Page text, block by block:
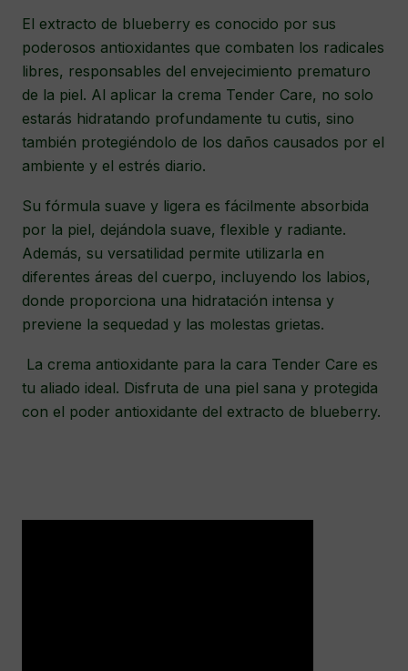
El extracto de blueberry es conocido por sus
poderosos antioxidantes que combaten los radicales
libres, responsables del envejecimiento prematuro
de la piel. Al aplicar la crema Tender Care, no solo
estarás hidratando profundamente tu cutis, sino
también protegiéndolo de los daños causados por el
ambiente y el estrés diario.
Su fórmula suave y ligera es fácilmente absorbida
por la piel, dejándola suave, flexible y radiante.
Además, su versatilidad permite utilizarla en
diferentes áreas del cuerpo, incluyendo los labios,
donde proporciona una hidratación intensa y
previene la sequedad y las molestas grietas.
La crema antioxidante para la cara Tender Care es
tu aliado ideal. Disfruta de una piel sana y protegida
con el poder antioxidante del extracto de blueberry.